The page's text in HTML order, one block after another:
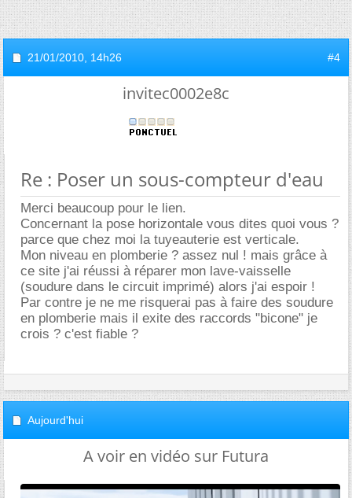
21/01/2010, 14h26 #4
invitec0002e8c
Re : Poser un sous-compteur d'eau
Merci beaucoup pour le lien.
Concernant la pose horizontale vous dites quoi vous ?
parce que chez moi la tuyeauterie est verticale.
Mon niveau en plomberie ? assez nul ! mais grâce à
ce site j'ai réussi à réparer mon lave-vaisselle
(soudure dans le circuit imprimé) alors j'ai espoir !
Par contre je ne me risquerai pas à faire des soudure
en plomberie mais il exite des raccords "bicone" je
crois ? c'est fiable ?
Aujourd'hui
A voir en vidéo sur Futura